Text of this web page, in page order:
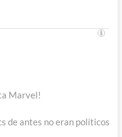
Marvel!
de antes no eran políticos